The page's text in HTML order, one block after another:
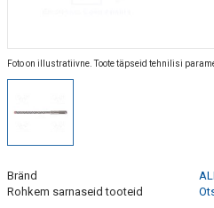
Foto on illustratiivne. Toote täpseid tehnilisi
Bränd
Rohkem sarnaseid tooteid